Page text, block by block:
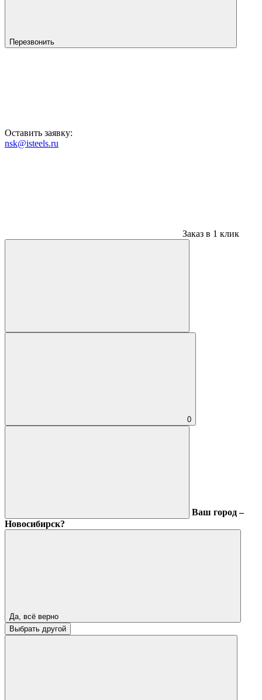
Перезвонить
Оставить заявку:
nsk@isteels.ru
Заказ в 1 клик
0
Ваш город –
Новосибирск?
Да, всё верно
Выбрать другой